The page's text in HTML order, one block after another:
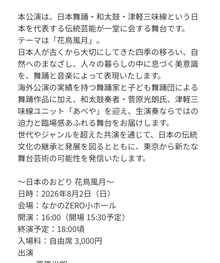
本公演は、日本舞踊・和太鼓・津軽三味線という日
本を代表する伝統芸能が一堂に会する舞台です。
テーマは「花鳥風月」。
日本人が古くから大切にしてきた四季の移ろい、自
然へのまなざし、人々の暮らしの中に息づく美意識
を、舞踊と音楽によって表現いたします。
海外公演の実績を持つ舞踊家と子ども舞踊団による
舞踊作品に加え、和太鼓奏者・菅原光朗氏、津軽三
味線ユニット「あべや」を迎え、生演奏ならではの
迫力と臨場感あふれる舞台をお届けします。
世代やジャンルを超えた共演を通じて、日本の伝統
文化の継承と発展を図るとともに、東京から新たな
舞台芸術の可能性を発信いたします。
～日本のおどり 花鳥風月～
日時：2026年8月2日（日）
会場：なかのZERO小ホール
開演：16:00（開場 15:30予定）
終演予定：18:00頃
入場料：自由席 3,000円
出演